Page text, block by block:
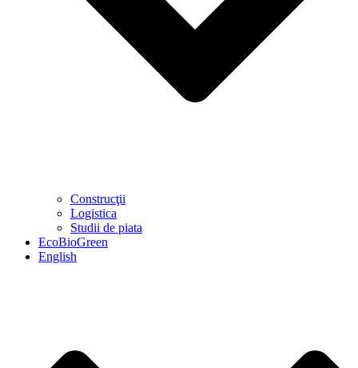
Construcţii
Logistica
Studii de piata
EcoBioGreen
English